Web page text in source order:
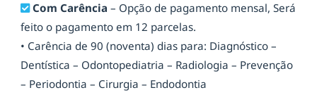
Com Carência – Opção de pagamento mensal, Será
feito o pagamento em 12 parcelas.
• Carência de 90 (noventa) dias para: Diagnóstico –
Dentística – Odontopediatria – Radiologia – Prevenção
– Periodontia – Cirurgia – Endodontia